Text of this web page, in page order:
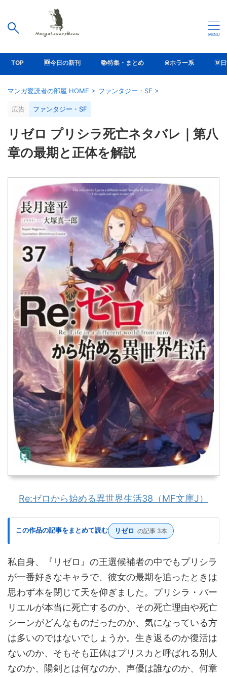
TOP 🆕今日の新刊 📚特集・まとめ ☠ホラー系 🌞
マンガ愛読者の部屋 HOME > ファンタジー・SF >
広告 ファンタジー・SF
リゼロ プリシラ死亡ネタバレ｜第八
章の最期と正体を解説
Re:ゼロから始める異世界生活38（MF文庫J）
この作品の記事をまとめて読む リゼロ の記事 3本
私自身、『リゼロ』の王選候補者の中でもプリシラ
が一番好きなキャラで、彼女の最期を追ったときは
思わず本を閉じて天を仰ぎました。プリシラ・バー
リエルが本当に死亡するのか、その死亡理由や死亡
シーンがどんなものだったのか、気になっている方
は多いのではないでしょうか。生き返るのか復活は
ないのか、そもそも正体はプリスカと呼ばれる別人
なのか、陽剣とは何なのか、声優は誰なのか、何章